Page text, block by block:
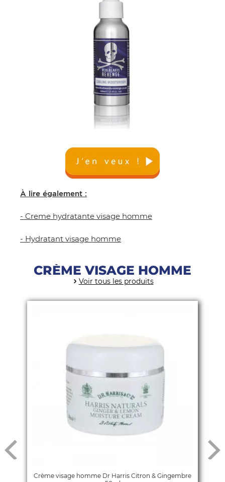
À lire également :
- Creme hydratante visage homme
- Hydratant visage homme
CRÈME VISAGE HOMME
Voir tous les produits
Crème visage homme Dr Harris Citron & Gingembre